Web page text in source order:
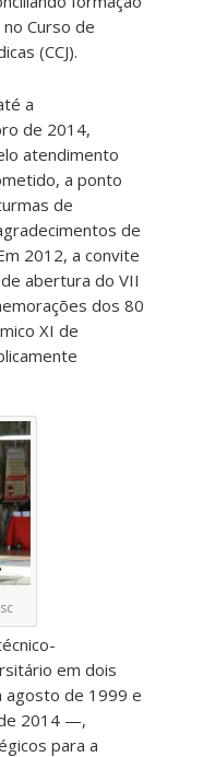
Curso de
(CCJ).
a
de 2014,
atendimento
a ponto
de
de
2012, a convite
abertura do VII
dos 80
XI de
em dois
de 1999 e
2014 —,
para a